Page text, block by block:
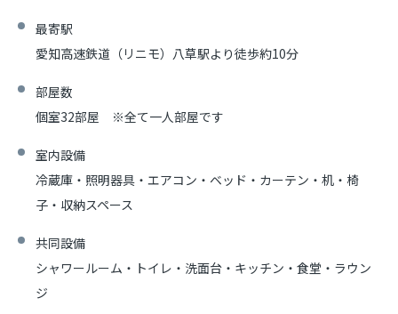
最寄駅
愛知高速鉄道（リニモ）八草駅より徒歩約10分
部屋数
個室32部屋 ※全て一人部屋です
室内設備
冷蔵庫・照明器具・エアコン・ベッド・カーテン・机・椅
子・収納スペース
共同設備
シャワールーム・トイレ・洗面台・キッチン・食堂・ラウン
ジ